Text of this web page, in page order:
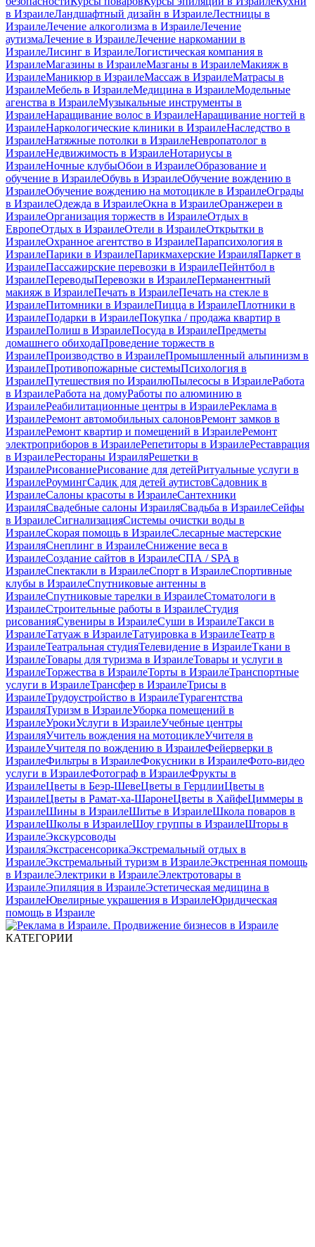
в ИзраилеЛандшафтный дизайн в ИзраилеЛестницы в
ИзраилеЛечение алкоголизма в ИзраилеЛечение
аутизмаЛечение в ИзраилеЛечение наркомании в
ИзраилеЛисинг в ИзраилеЛогистическая компания в
ИзраилеМагазины в ИзраилеМазганы в ИзраилеМакияж в
ИзраилеМаникюр в ИзраилеМассаж в ИзраилеМатрасы в
ИзраилеМебель в ИзраилеМедицина в ИзраилеМодельные
агенства в ИзраилеМузыкальные инструменты в
ИзраилеНаращивание волос в ИзраилеНаращивание ногтей в
ИзраилеНаркологические клиники в ИзраилеНаследство в
ИзраилеНатяжные потолки в ИзраилеНевропатолог в
ИзраилеНедвижимость в ИзраилеНотариусы в
ИзраилеНочные клубыОбои в ИзраилеОбразование и
обучение в ИзраилеОбувь в ИзраилеОбучение вождению в
ИзраилеОбучение вождению на мотоцикле в ИзраилеОграды
в ИзраилеОдежда в ИзраилеОкна в ИзраилеОранжереи в
ИзраилеОрганизация торжеств в ИзраилеОтдых в
ЕвропеОтдых в ИзраилеОтели в ИзраилеОткрытки в
ИзраилеОхранное агентство в ИзраилеПарапсихология в
ИзраилеПарики в ИзраилеПарикмахерские ИзраиляПаркет в
ИзраилеПассажирские перевозки в ИзраилеПейнтбол в
ИзраилеПереводыПеревозки в ИзраилеПерманентный
макияж в ИзраилеПечать в ИзраилеПечать на стекле в
ИзраилеПитомники в ИзраилеПицца в ИзраилеПлотники в
ИзраилеПодарки в ИзраилеПокупка / продажа квартир в
ИзраилеПолиш в ИзраилеПосуда в ИзраилеПредметы
домашнего обиходаПроведение торжеств в
ИзраилеПроизводство в ИзраилеПромышленный альпинизм в
ИзраилеПротивопожарные системыПсихология в
ИзраилеПутешествия по ИзраилюПылесосы в ИзраилеРабота
в ИзраилеРабота на домуРаботы по алюминию в
ИзраилеРеабилитационные центры в ИзраилеРеклама в
ИзраилеРемонт автомобильных салоновРемонт замков в
ИзраилеРемонт квартир и помещений в ИзраилеРемонт
электроприборов в ИзраилеРепетиторы в ИзраилеРеставрация
в ИзраилеРестораны ИзраиляРешетки в
ИзраилеРисованиеРисование для детейРитуальные услуги в
ИзраилеРоумингСадик для детей аутистовСадовник в
ИзраилеСалоны красоты в ИзраилеСантехники
ИзраиляСвадебные салоны ИзраиляСвадьба в ИзраилеСейфы
в ИзраилеСигнализацияСистемы очистки воды в
ИзраилеСкорая помощь в ИзраилеСлесарные мастерские
ИзраиляСнеплинг в ИзраилеСнижение веса в
ИзраилеСоздание сайтов в ИзраилеСПА / SPA в
ИзраилеСпектакли в ИзраилеСпорт в ИзраилеСпортивные
клубы в ИзраилеСпутниковые антенны в
ИзраилеСпутниковые тарелки в ИзраилеСтоматологи в
ИзраилеСтроительные работы в ИзраилеСтудия
рисованияСувениры в ИзраилеСуши в ИзраилеТакси в
ИзраилеТатуаж в ИзраилеТатуировка в ИзраилеТеатр в
ИзраилеТеатральная студияТелевидение в ИзраилеТкани в
ИзраилеТовары для туризма в ИзраилеТовары и услуги в
ИзраилеТоржества в ИзраилеТорты в ИзраилеТранспортные
услуги в ИзраилеТрансфер в ИзраилеТрисы в
ИзраилеТрудоустройство в ИзраилеТурагентства
ИзраиляТуризм в ИзраилеУборка помещений в
ИзраилеУрокиУслуги в ИзраилеУчебные центры
ИзраиляУчитель вождения на мотоциклеУчителя в
ИзраилеУчителя по вождению в ИзраилеФейерверки в
ИзраилеФильтры в ИзраилеФокусники в ИзраилеФото-видео
услуги в ИзраилеФотограф в ИзраилеФрукты в
ИзраилеЦветы в Беэр-ШевеЦветы в ГерцлииЦветы в
ИзраилеЦветы в Рамат-ха-ШаронеЦветы в ХайфеЦиммеры в
ИзраилеШины в ИзраилеШитье в ИзраилеШкола поваров в
ИзраилеШколы в ИзраилеШоу группы в ИзраилеШторы в
ИзраилеЭкскурсоводы
ИзраиляЭкстрасенсорикаЭкстремальный отдых в
ИзраилеЭкстремальный туризм в ИзраилеЭкстренная помощь
в ИзраилеЭлектрики в ИзраилеЭлектротовары в
ИзраилеЭпиляция в ИзраилеЭстетическая медицина в
ИзраилеЮвелирные украшения в ИзраилеЮридическая
помощь в Израиле
КАТЕГОРИИ